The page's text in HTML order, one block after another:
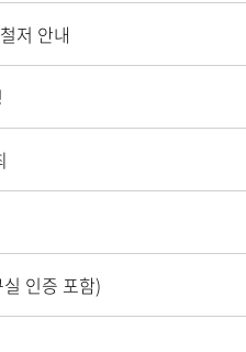
저 안내
인증 포함)